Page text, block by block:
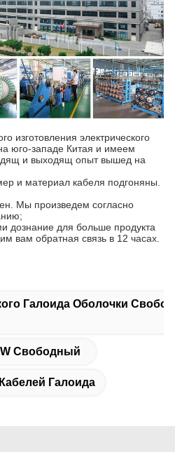
изготовления электрического
юго-западе Китая и имеем
и выходящ опыт вышед на
и материал кабеля подгоняны.
Мы произведем согласно
дознание для больше продукта
вам обратная связь в 12 часах.
Галоида Оболочки
Свободный
Галоида